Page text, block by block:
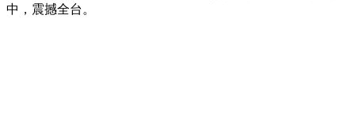
中，震撼全台。